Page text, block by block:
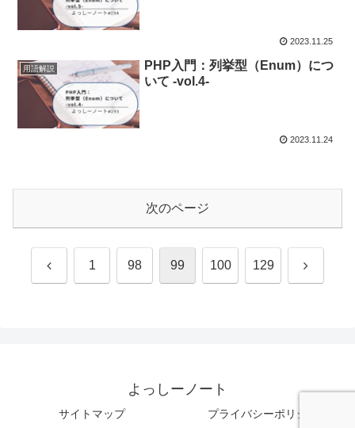
2023.11.25
用語解説
PHP入門：列挙型（Enum）につ
いて -vol.4-
2023.11.24
次のページ
前 1 98 99 100 129 次
よっしーノート
サイトマップ プライバシーポリシー